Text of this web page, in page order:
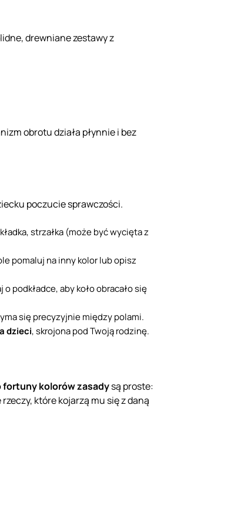
drewniane zestawy z
obrotu działa płynnie i bez
poczucie sprawczości.
strzałka (może być wycięta z
pomaluj na inny kolor lub opisz
podkładce, aby koło obracało się
się precyzyjnie między polami.
dzieci, skrojona pod Twoją rodzinę.
fortuny kolorów zasadysą proste:
które kojarzą mu się z daną